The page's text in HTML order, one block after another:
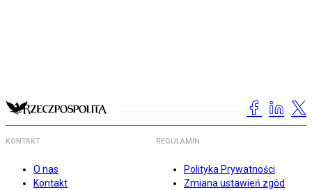
KONTAKT
O nas
Kontakt
REGULAMIN
Polityka Prywatności
Zmiana ustawień zgód